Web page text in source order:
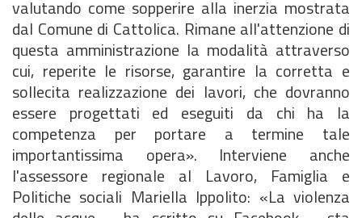
valutando come sopperire alla inerzia mostrata
dal Comune di Cattolica. Rimane all'attenzione di
questa amministrazione la modalità attraverso
cui, reperite le risorse, garantire la corretta e
sollecita realizzazione dei lavori, che dovranno
essere progettati ed eseguiti da chi ha la
competenza per portare a termine tale
importantissima opera». Interviene anche
l'assessore regionale al Lavoro, Famiglia e
Politiche sociali Mariella Ippolito: «La violenza